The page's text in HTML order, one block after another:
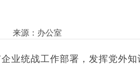
来源：办公室
业统战工作部署，发挥党外